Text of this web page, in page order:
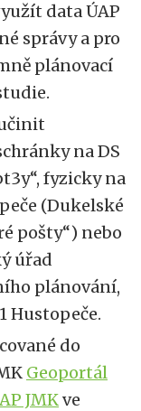
data ÚAP
správy a pro
plánovací
na DS
fyzicky na
(Dukelské
pošty“) nebo
úřad
plánování,
Hustopeče.
do
Geoportál
JMKve